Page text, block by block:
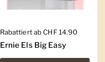
Regulärer Preis
Rabattiert ab CHF 14.90
Ernie Els Big Easy